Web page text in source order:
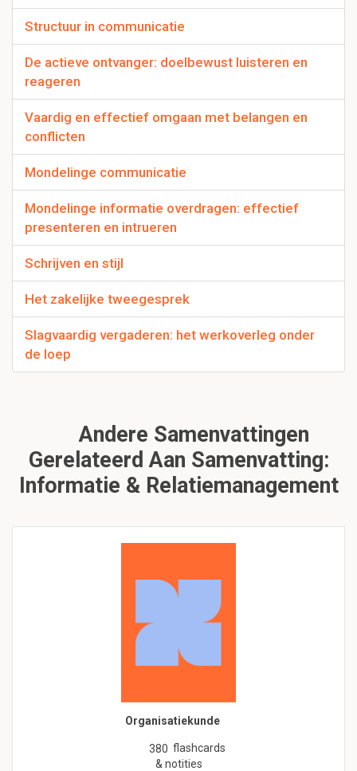
Structuur in communicatie
De actieve ontvanger: doelbewust luisteren en
reageren
Vaardig en effectief omgaan met belangen en
conflicten
Mondelinge communicatie
Mondelinge informatie overdragen: effectief
presenteren en intrueren
Schrijven en stijl
Het zakelijke tweegesprek
Slagvaardig vergaderen: het werkoverleg onder
de loep
Andere Samenvattingen
Gerelateerd Aan Samenvatting:
Informatie & Relatiemanagement
Organisatiekunde
380 flashcards
& notities